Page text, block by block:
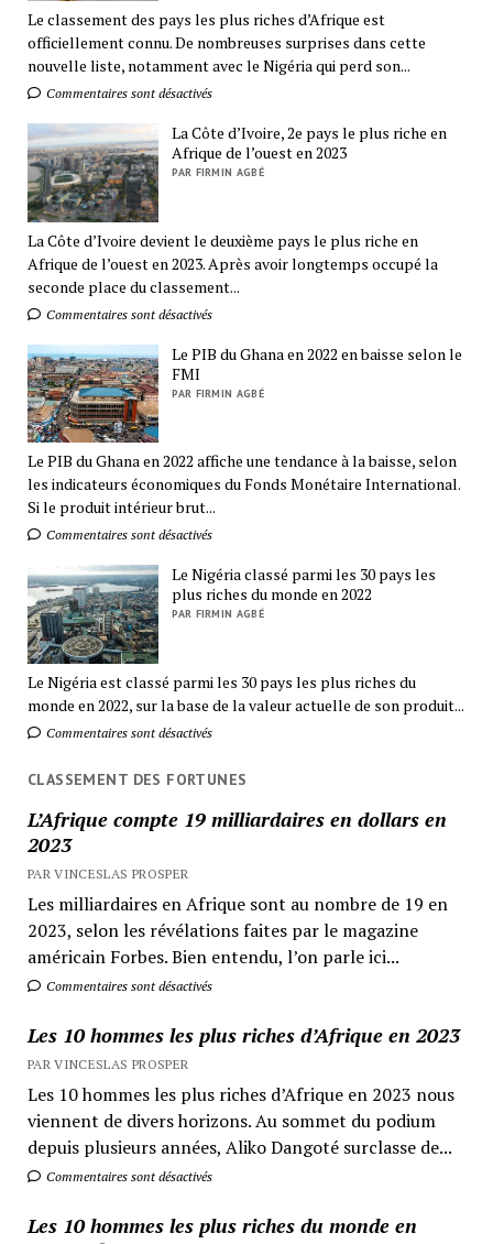
Le classement des pays les plus riches d’Afrique est
officiellement connu. De nombreuses surprises dans cette
nouvelle liste, notamment avec le Nigéria qui perd son...
Commentaires sont désactivés
La Côte d’Ivoire, 2e pays le plus riche en
Afrique de l’ouest en 2023
PAR FIRMIN AGBÉ
La Côte d’Ivoire devient le deuxième pays le plus riche en
Afrique de l’ouest en 2023. Après avoir longtemps occupé la
seconde place du classement...
Commentaires sont désactivés
Le PIB du Ghana en 2022 en baisse selon le
FMI
PAR FIRMIN AGBÉ
Le PIB du Ghana en 2022 affiche une tendance à la baisse, selon
les indicateurs économiques du Fonds Monétaire International.
Si le produit intérieur brut...
Commentaires sont désactivés
Le Nigéria classé parmi les 30 pays les
plus riches du monde en 2022
PAR FIRMIN AGBÉ
Le Nigéria est classé parmi les 30 pays les plus riches du
monde en 2022, sur la base de la valeur actuelle de son produit...
Commentaires sont désactivés
CLASSEMENT DES FORTUNES
L’Afrique compte 19 milliardaires en dollars en
2023
PAR VINCESLAS PROSPER
Les milliardaires en Afrique sont au nombre de 19 en
2023, selon les révélations faites par le magazine
américain Forbes. Bien entendu, l’on parle ici...
Commentaires sont désactivés
Les 10 hommes les plus riches d’Afrique en 2023
PAR VINCESLAS PROSPER
Les 10 hommes les plus riches d’Afrique en 2023 nous
viennent de divers horizons. Au sommet du podium
depuis plusieurs années, Aliko Dangoté surclasse de...
Commentaires sont désactivés
Les 10 hommes les plus riches du monde en